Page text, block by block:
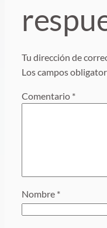
Tu dirección de
Los campos
Comentario *
Nombre *